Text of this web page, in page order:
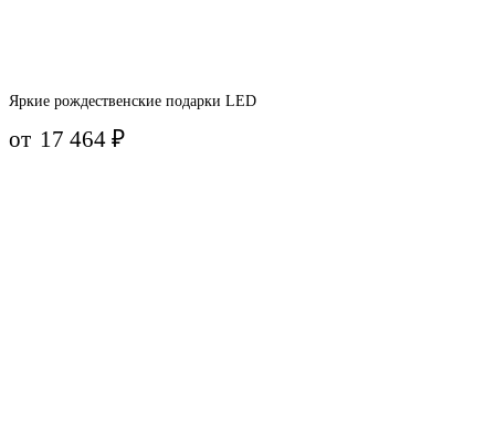
Яркие рождественские подарки LED
от 17 464₽